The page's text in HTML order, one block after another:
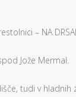
– NA
Jože Mermal.
tudi v